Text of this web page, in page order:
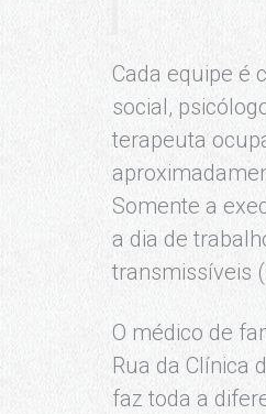
Cada equipe é
social,
terapeuta
Somente a
a dia de
transmissíveis
O médico de
Rua da Clínica
faz toda a